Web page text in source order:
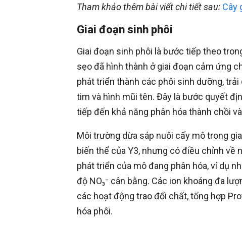
Tham khảo thêm bài viết chi tiết sau: Cây
Giai đoạn sinh phôi
Giai đoạn sinh phôi là bước tiếp theo
sẹo đã hình thành ở giai đoạn cảm ứng
phát triển thành các phôi sinh dưỡng,
tim và hình mũi tên. Đây là bước quyết
tiếp đến khả năng phân hóa thành chồi
Môi trường dừa sáp nuôi cấy mô trong
biến thể của Y3, nhưng có điều chỉnh về
phát triển của mô đang phân hóa, ví dụ
độ NO₃⁻ cân bằng. Các ion khoáng đa
các hoạt động trao đổi chất, tổng hợp
hóa phôi.